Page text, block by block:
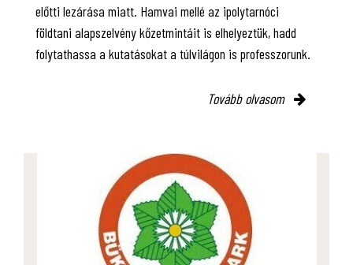
előtti lezárása miatt. Hamvai mellé az ipolytarnóci
földtani alapszelvény kőzetmintáit is elhelyeztük, hadd
folytathassa a kutatásokat a túlvilágon is professzorunk.
Tovább olvasom